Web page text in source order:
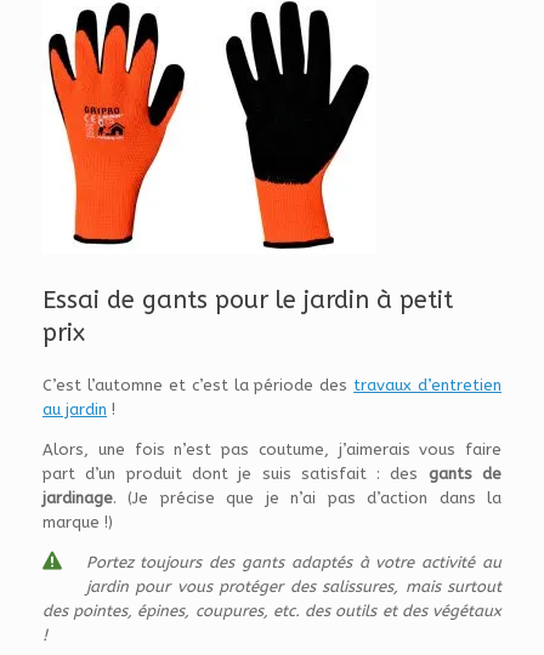
Essai de gants pour le jardin à petit
prix
C’est l’automne et c’est la période des travaux d’entretien
au jardin !
Alors, une fois n’est pas coutume, j’aimerais vous faire
part d’un produit dont je suis satisfait : des gants de
jardinage. (Je précise que je n’ai pas d’action dans la
marque !)
Portez toujours des gants adaptés à votre activité au
jardin pour vous protéger des salissures, mais surtout
des pointes, épines, coupures, etc. des outils et des végétaux
!